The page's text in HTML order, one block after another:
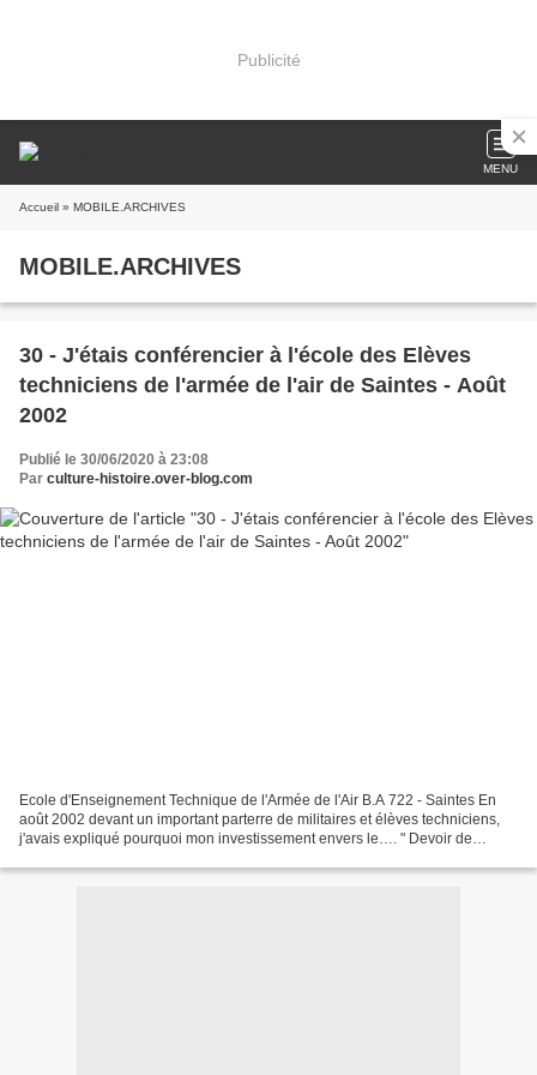
Publicité
MENU
Accueil » MOBILE.ARCHIVES
MOBILE.ARCHIVES
30 - J'étais conférencier à l'école des Elèves
techniciens de l'armée de l'air de Saintes - Août
2002
Publié le 30/06/2020 à 23:08
Par culture-histoire.over-blog.com
Ecole d'Enseignement Technique de l'Armée de l'Air B.A 722 - Saintes En
août 2002 devant un important parterre de militaires et élèves techniciens,
j'avais expliqué pourquoi mon investissement envers le…. " Devoir de